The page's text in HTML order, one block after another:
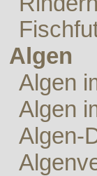
Algen
Algen
Algen
Algen-